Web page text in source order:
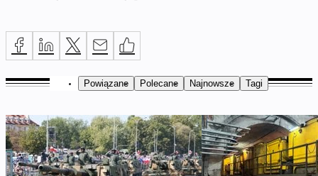
Powiązane Polecane Najnowsze Tagi